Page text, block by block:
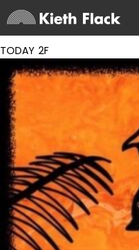
TODAY 2F